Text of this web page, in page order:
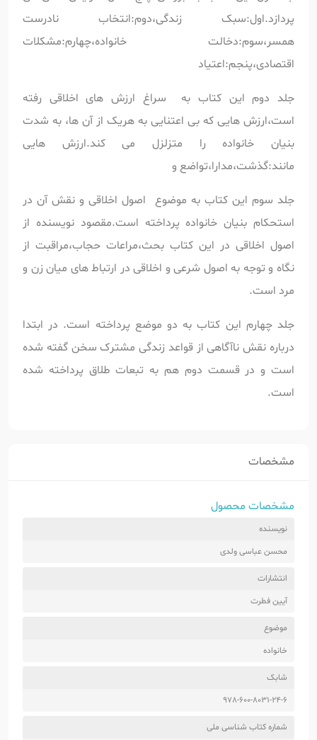
پردازد.اول:سبک زندگی،دوم:انتخاب نادرست
همسر،سوم:دخالت خانواده،چهارم:مشکلات
اقتصادی،پنجم:اعتیاد
جلد دوم این کتاب به سراغ ارزش های اخلاقی رفته
است،ارزش هایی که بی اعتنایی به هریک از آن ها، به شدت
بنیان خانواده را متزلزل می کند.ارزش هایی
مانند:گذشت،مدارا،تواضع و
جلد سوم این کتاب به موضوع اصول اخلاقی و نقش آن در
استحکام بنیان خانواده پرداخته است.مقصود نویسنده از
اصول اخلاقی در این کتاب بحث،مراعات حجاب،مراقبت از
نگاه و توجه به اصول شرعی و اخلاقی در ارتباط های میان زن و
مرد است.
جلد چهارم این کتاب به دو موضع پرداخته است. در ابتدا
درباره نقش ناآگاهی از قواعد زندگی مشترک سخن گفته شده
است و در قسمت دوم هم به تبعات طلاق پرداخته شده
است.
مشخصات
مشخصات محصول
نویسنده
محسن عباسی ولدی
انتشارات
آیین فطرت
موضوع
خانواده
شابک
978-600-8031-24-6
شماره کتاب شناسی ملی